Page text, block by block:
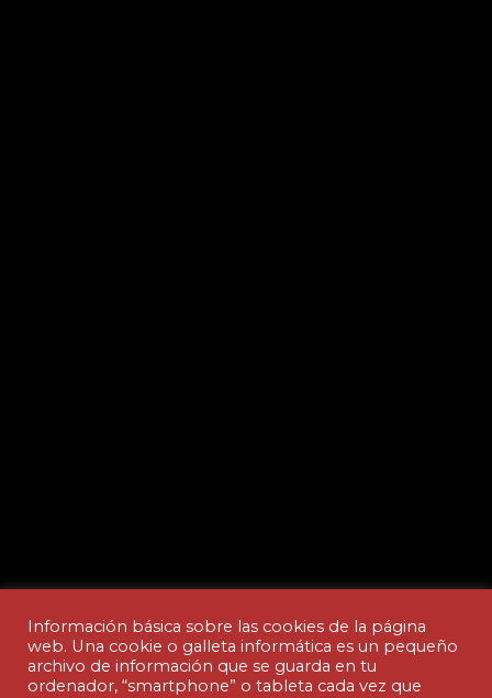
Aviso legal y Política de privacidad
Información básica sobre las cookies de la página
web. Una cookie o galleta informática es un pequeño
archivo de información que se guarda en tu
ordenador, “smartphone” o tableta cada vez que